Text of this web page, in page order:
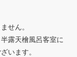
せん。
露天檜風呂客室に
います。